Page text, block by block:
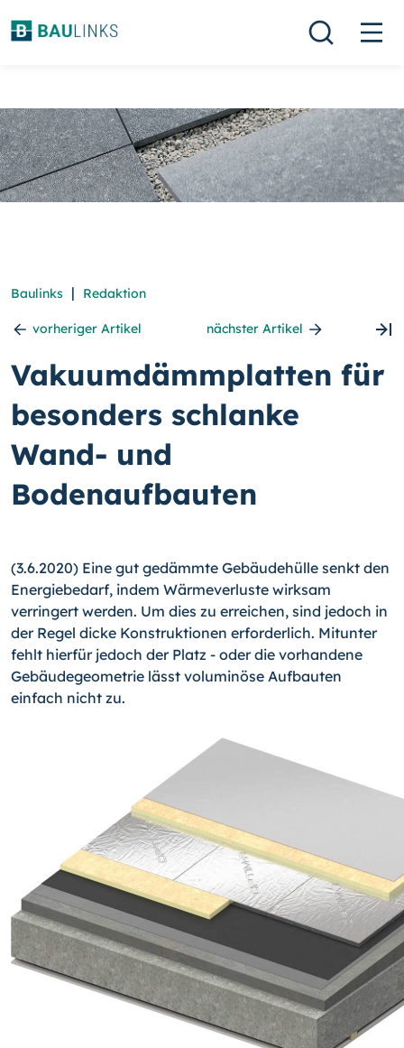
Baulinks | Redaktion
vorheriger Artikel nächster Artikel
Vakuumdämmplatten für
besonders schlanke
Wand- und
Bodenaufbauten
(3.6.2020) Eine gut gedämmte Gebäudehülle senkt den
Energiebedarf, indem Wärmeverluste wirksam
verringert werden. Um dies zu erreichen, sind jedoch in
der Regel dicke Konstruktionen erforderlich. Mitunter
fehlt hierfür jedoch der Platz - oder die vorhandene
Gebäudegeometrie lässt voluminöse Aufbauten
einfach nicht zu.